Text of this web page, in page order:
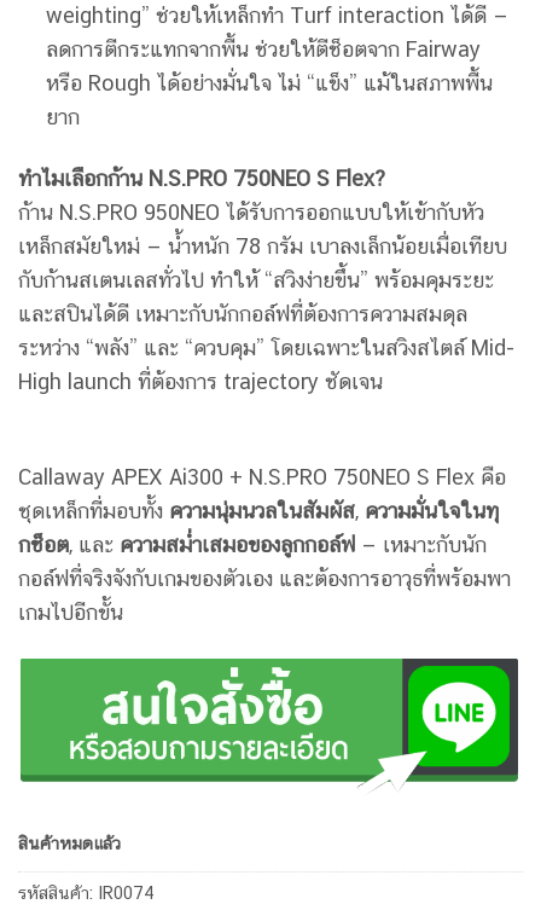
weighting” ช่วยให้เหล็กทํา Turf interaction ได้ดี —
ลดการตีกระแทกจากพื้น ช่วยให้ตีช็อตจาก Fairway
หรือ Rough ได้อย่างมั่นใจ ไม่ “แข็ง” แม้ในสภาพพื้น
ยาก
ทำไมเลือกก้าน N.S.PRO 750NEO S Flex?
ก้าน N.S.PRO 950NEO ได้รับการออกแบบให้เข้ากับหัว
เหล็กสมัยใหม่ — น้ำหนัก 78 กรัม เบาลงเล็กน้อยเมื่อเทียบ
กับก้านสเตนเลสทั่วไป ทำให้ “สวิงง่ายขึ้น” พร้อมคุมระยะ
และสปินได้ดี เหมาะกับนักกอล์ฟที่ต้องการความสมดุล
ระหว่าง “พลัง” และ “ควบคุม” โดยเฉพาะในสวิงสไตล์ Mid-
High launch ที่ต้องการ trajectory ชัดเจน
Callaway APEX Ai300 + N.S.PRO 750NEO S Flex คือ
ชุดเหล็กที่มอบทั้ง ความนุ่มนวลในสัมผัส, ความมั่นใจในทุ
กช็อต, และ ความสม่ำเสมอของลูกกอล์ฟ — เหมาะกับนัก
กอล์ฟที่จริงจังกับเกมของตัวเอง และต้องการอาวุธที่พร้อมพา
เกมไปอีกขั้น
สินค้าหมดแล้ว
รหัสสินค้า: IR0074